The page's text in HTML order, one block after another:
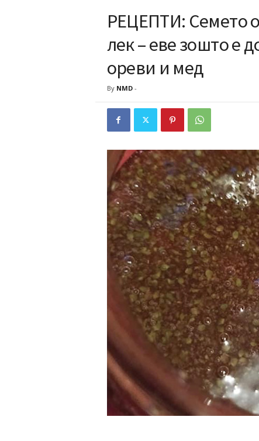
РЕЦЕПТИ: Семето
лек – еве зошто е
ореви и мед
By NMD-